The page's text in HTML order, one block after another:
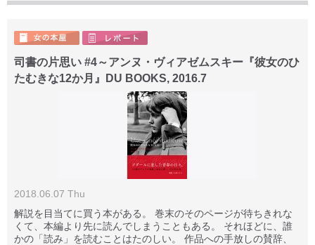
司書の片思い #4～アンヌ・ヴィアゼムスキー『彼女のひ
たむきな12か月』DU BOOKS, 2016.7
2018.06.07 Thu
解説を目当てに買う本がある。 巻末のそのページが待ちきれな
くて、本編より先に読んでしまうこともある。 それほどに、誰
かの「読み」を読むことはたのしい。 作品への手放しの賛辞、